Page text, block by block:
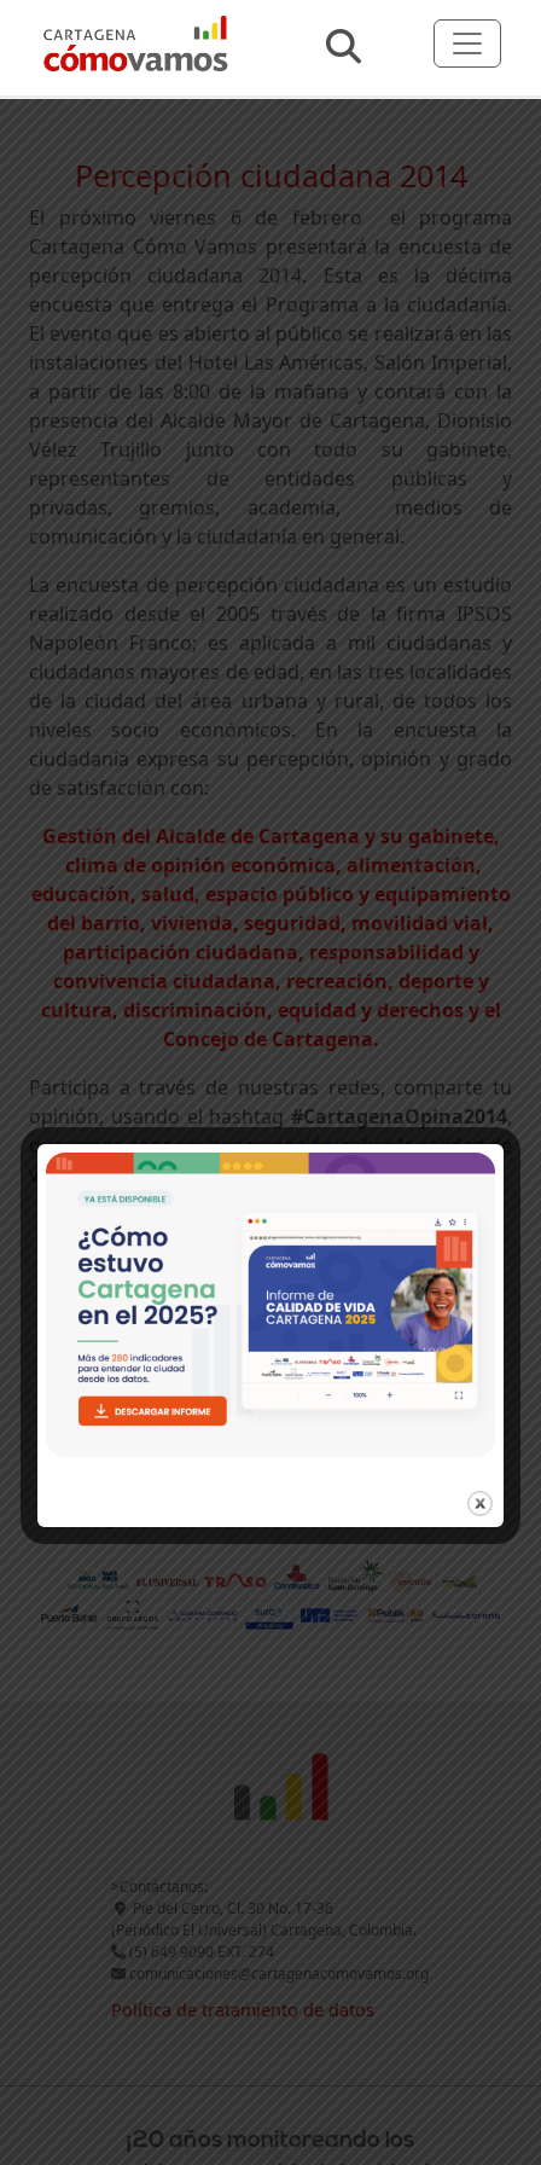
Percepción ciudadana 2014
El próximo viernes 6 de febrero el programa
Cartagena Cómo Vamos presentará la encuesta de
percepción ciudadana 2014. Esta es la décima
encuesta que entrega el Programa a la ciudadanía.
El evento que es abierto al público se realizará en las
instalaciones del Hotel Las Américas, Salón Imperial,
a partir de las 8:00 de la mañana y contará con la
presencia del Alcalde Mayor de Cartagena, Dionisio
Vélez Trujillo junto con todo su gabinete,
representantes de entidades públicas y
privadas, gremios, academia, medios de
comunicación y la ciudadanía en general.
La encuesta de percepción ciudadana es un estudio
realizado desde el 2005 través de la firma IPSOS
Napoleón Franco; es aplicada a mil ciudadanas y
ciudadanos mayores de edad, en las tres localidades
de la ciudad del área urbana y rural, de todos los
niveles socio económicos. En la encuesta la
ciudadanía expresa su percepción, opinión y grado
de satisfacción con:
Gestión del Alcalde de Cartagena y su gabinete,
clima de opinión económica, alimentación,
educación, salud, espacio público y equipamiento
del barrio, vivienda, seguridad, movilidad vial,
participación ciudadana, responsabilidad y
convivencia ciudadana, recreación, deporte y
cultura, discriminación, equidad y derechos y el
Concejo de Cartagena.
Participa a través de nuestras redes, comparte tu
opinión, usando el hashtag #CartagenaOpina2014,
queremos conocer tu percepción sobre la calidad de
vida en la ciudad.
Temas:
#CartagenaOpina2014
Calidad de Vida
Cartagena
Encuesta de Percepción
Ciudadana
>Contáctanos:
Pie del Cerro, Cl. 30 No. 17-36
(Periódico El Universal) Cartagena, Colombia.
(5) 649 9090 EXT. 274
comunicaciones@cartagenacomovamos.org
Política de tratamiento de datos
¡20 años monitoreando los